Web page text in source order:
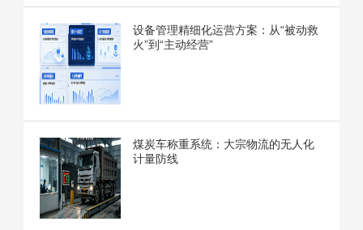
设备管理精细化运营方案：从“被动救
火”到“主动经营”
煤炭车称重系统：大宗物流的无人化
计量防线